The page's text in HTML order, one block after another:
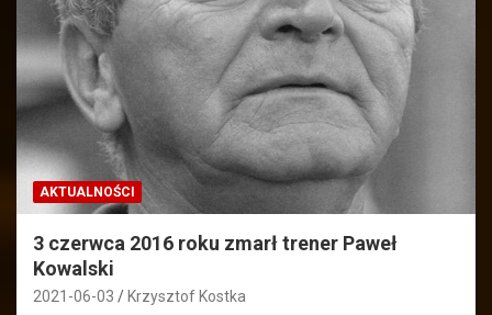
AKTUALNOŚCI
3 czerwca 2016 roku zmarł trener Paweł
Kowalski
2021-06-03 Krzysztof Kostka